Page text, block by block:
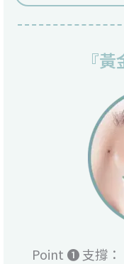
『
Point ❶ 支撐：